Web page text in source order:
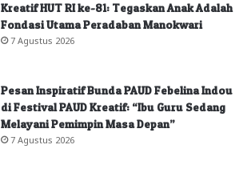
Kreatif HUT RI ke-81: Tegaskan Anak Adalah
Fondasi Utama Peradaban Manokwari
7 Agustus 2026
Pesan Inspiratif Bunda PAUD Febelina Indou
di Festival PAUD Kreatif: “Ibu Guru Sedang
Melayani Pemimpin Masa Depan”
7 Agustus 2026